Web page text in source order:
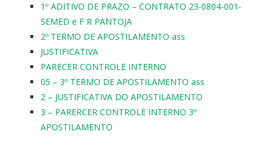
1º ADITIVO DE PRAZO – CONTRATO 23-0804-001-
SEMED e F R PANTOJA
2º TERMO DE APOSTILAMENTO ass
JUSTIFICATIVA
PARECER CONTROLE INTERNO
05 – 3º TERMO DE APOSTILAMENTO ass
2 – JUSTIFICATIVA DO APOSTILAMENTO
3 – PARERCER CONTROLE INTERNO 3º
APOSTILAMENTO